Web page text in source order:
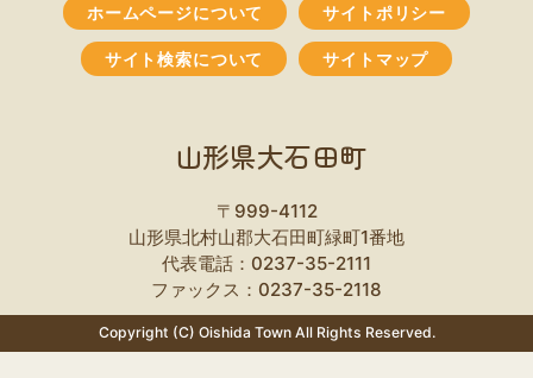
ホームページについて サイトポリシー
サイト検索について サイトマップ
山形県大石田町
〒999-4112
山形県北村山郡大石田町緑町1番地
代表電話：0237-35-2111
ファックス：0237-35-2118
Copyright (C) Oishida Town All Rights Reserved.